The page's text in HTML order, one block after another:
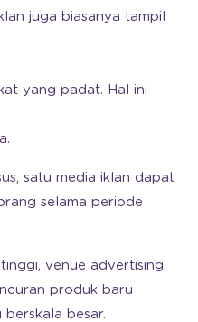
juga biasanya tampil
yang padat. Hal ini
satu media iklan dapat
selama periode
venue advertising
produk baru
besar.